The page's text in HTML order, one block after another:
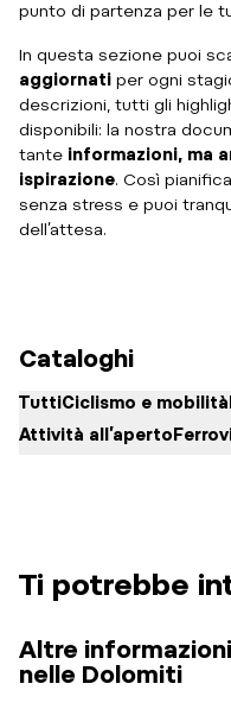
punto di partenza per le
In questa sezione puoi
aggiornati per ogni
descrizioni, tutti gli
disponibili: la nostra
tante informazioni, ma
ispirazione. Così
senza stress e puoi
dell’attesa.
Cataloghi
TuttiCiclismo e mobilità
Attività all’aperto
Ti potrebbe
Altre
nelle Dolomiti